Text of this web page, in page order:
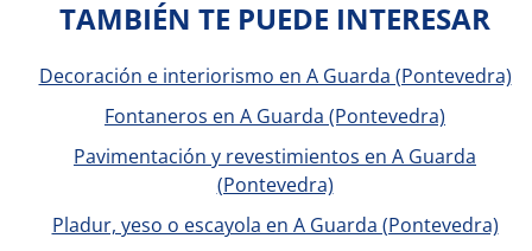
TAMBIÉN TE PUEDE INTERESAR
Decoración e interiorismo en A Guarda (Pontevedra)
Fontaneros en A Guarda (Pontevedra)
Pavimentación y revestimientos en A Guarda
(Pontevedra)
Pladur, yeso o escayola en A Guarda (Pontevedra)